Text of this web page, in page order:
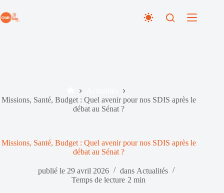
au
contenu
Accueil
Missions, Santé, Budget : Quel avenir pour nos SDIS après le
débat au Sénat ?
Missions, Santé, Budget : Quel avenir pour nos SDIS après le
débat au Sénat ?
publié le 29 avril 2026 dans Actualités
Temps de lecture 2 min